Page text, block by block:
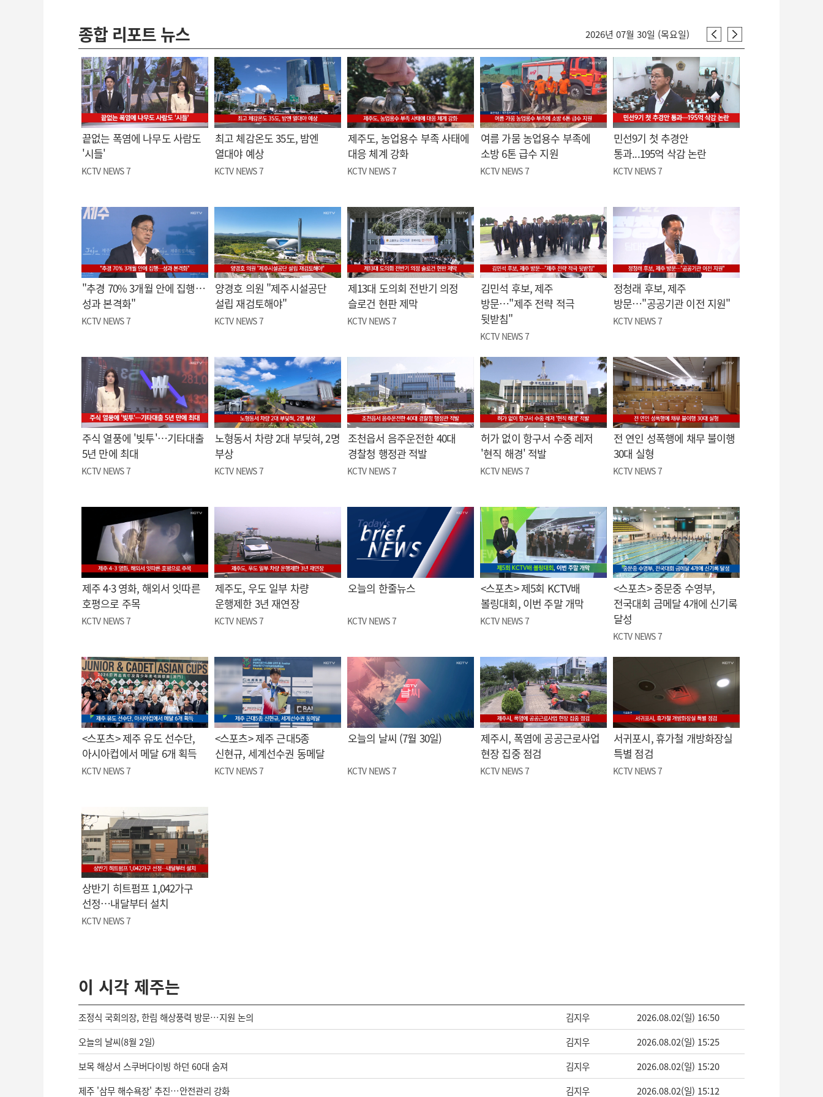
종합 리포트 뉴스 2026년 07월 30일 (목요일)
끝없는 폭염에 나무도 사람도
'시들'
KCTV NEWS 7
최고 체감온도 35도, 밤엔
열대야 예상
KCTV NEWS 7
제주도, 농업용수 부족 사태에
대응 체계 강화
KCTV NEWS 7
여름 가뭄 농업용수 부족에
소방 6톤 급수 지원
KCTV NEWS 7
민선9기 첫 추경안
통과...195억 삭감 논란
KCTV NEWS 7
"추경 70% 3개월 안에 집행…
성과 본격화"
KCTV NEWS 7
양경호 의원 "제주시설공단
설립 재검토해야"
KCTV NEWS 7
제13대 도의회 전반기 의정
슬로건 현판 제막
KCTV NEWS 7
김민석 후보, 제주
방문…"제주 전략 적극
뒷받침"
KCTV NEWS 7
정청래 후보, 제주
방문…"공공기관 이전 지원"
KCTV NEWS 7
주식 열풍에 '빚투'…기타대출
5년 만에 최대
KCTV NEWS 7
노형동서 차량 2대 부딪혀, 2명
부상
KCTV NEWS 7
조천읍서 음주운전한 40대
경찰청 행정관 적발
KCTV NEWS 7
허가 없이 항구서 수중 레저
'현직 해경' 적발
KCTV NEWS 7
전 연인 성폭행에 채무 불이행
30대 실형
KCTV NEWS 7
제주 4·3 영화, 해외서 잇따른
호평으로 주목
KCTV NEWS 7
제주도, 우도 일부 차량
운행제한 3년 재연장
KCTV NEWS 7
오늘의 한줄뉴스
KCTV NEWS 7
<스포츠> 제5회 KCTV배
볼링대회, 이번 주말 개막
KCTV NEWS 7
<스포츠> 중문중 수영부,
전국대회 금메달 4개에 신기록
달성
KCTV NEWS 7
<스포츠> 제주 유도 선수단,
아시아컵에서 메달 6개 획득
KCTV NEWS 7
<스포츠> 제주 근대5종
신현규, 세계선수권 동메달
KCTV NEWS 7
오늘의 날씨 (7월 30일)
KCTV NEWS 7
제주시, 폭염에 공공근로사업
현장 집중 점검
KCTV NEWS 7
서귀포시, 휴가철 개방화장실
특별 점검
KCTV NEWS 7
상반기 히트펌프 1,042가구
선정…내달부터 설치
KCTV NEWS 7
이 시각 제주는
조정식 국회의장, 한림 해상풍력 방문…지원 논의 김지우
2026.08.02(일) 16:50
오늘의 날씨(8월 2일)
김지우
2026.08.02(일) 15:25
보목 해상서 스쿠버다이빙 하던 60대 숨져
김지우
2026.08.02(일) 15:20
제주 '삼무 해수욕장' 추진…안전관리 강화
김지우 2026.08.02(일) 15:12